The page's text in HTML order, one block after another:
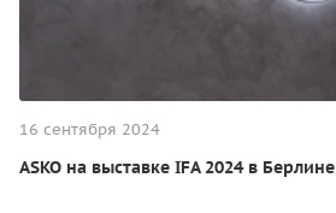
16 сентября 2024
ASKO на выставке IFA 2024 в Берлине